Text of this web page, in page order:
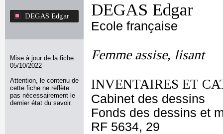
DEGAS Edgar
Mise à jour de la fiche
05/10/2022
Attention, le contenu de
cette fiche ne reflète
pas nécessairement le
dernier état du savoir.
DEGAS Edgar
Ecole française
Femme assise, lisant
INVENTAIRES ET
Cabinet des dessins
Fonds des dessins et
RF 5634, 29